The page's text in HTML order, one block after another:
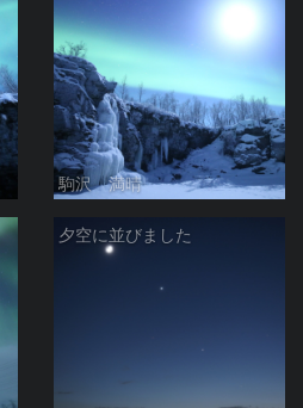
駒沢 満晴
夕空に並びました